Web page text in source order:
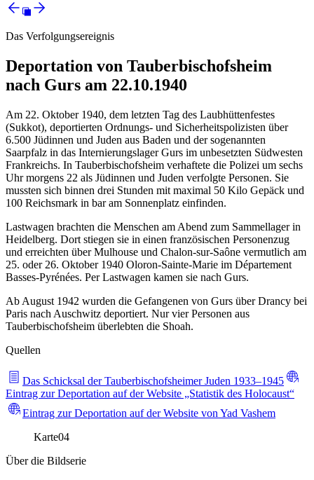
Das Verfolgungsereignis
Deportation von Tauberbischofsheim
nach Gurs am 22.10.1940
Am 22. Oktober 1940, dem letzten Tag des Laubhüttenfestes
(Sukkot), deportierten Ordnungs- und Sicherheitspolizisten über
6.500 Jüdinnen und Juden aus Baden und der sogenannten
Saarpfalz in das Internierungslager Gurs im unbesetzten Südwesten
Frankreichs. In Tauberbischofsheim verhaftete die Polizei um sechs
Uhr morgens 22 als Jüdinnen und Juden verfolgte Personen. Sie
mussten sich binnen drei Stunden mit maximal 50 Kilo Gepäck und
100 Reichsmark in bar am Sonnenplatz einfinden.
Lastwagen brachten die Menschen am Abend zum Sammellager in
Heidelberg. Dort stiegen sie in einen französischen Personenzug
und erreichten über Mulhouse und Chalon-sur-Saône vermutlich am
25. oder 26. Oktober 1940 Oloron-Sainte-Marie im Département
Basses-Pyrénées. Per Lastwagen kamen sie nach Gurs.
Ab August 1942 wurden die Gefangenen von Gurs über Drancy bei
Paris nach Auschwitz deportiert. Nur vier Personen aus
Tauberbischofsheim überlebten die Shoah.
Quellen
Das Schicksal der Tauberbischofsheimer Juden 1933–1945
Eintrag zur Deportation auf der Website „Statistik des Holocaust“
Eintrag zur Deportation auf der Website von Yad Vashem
Karte04
Über die Bildserie